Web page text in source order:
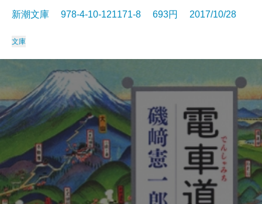
新潮文庫 978-4-10-121171-8 693円 2017/10/28
文庫